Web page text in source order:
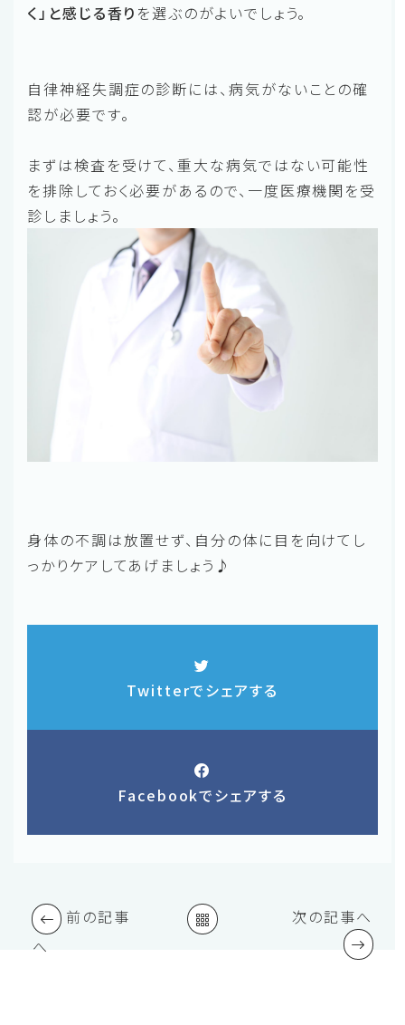
く」と感じる香り を選ぶのがよいでしょう。
自律神経失調症の診断には、病気がないことの確
認が必要です。
まずは検査を受けて、重大な病気ではない可能性
を排除しておく必要があるので、一度医療機関を受
診しましょう。
身体の不調は放置せず、自分の体に目を向けてし
っかりケアしてあげましょう♪
Twitterでシェアする
Facebookでシェアする
前の記事
へ
次の記事へ